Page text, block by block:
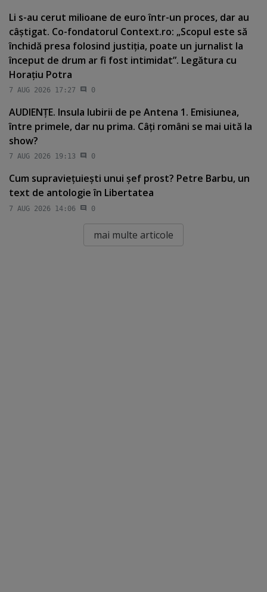
Li s-au cerut milioane de euro într-un proces, dar au
câştigat. Co-fondatorul Context.ro: „Scopul este să
închidă presa folosind justiţia, poate un jurnalist la
început de drum ar fi fost intimidat”. Legătura cu
Horaţiu Potra
7 AUG 2026 17:27 0
AUDIENŢE. Insula Iubirii de pe Antena 1. Emisiunea,
între primele, dar nu prima. Câţi români se mai uită la
show?
7 AUG 2026 19:13 0
Cum supravieţuieşti unui şef prost? Petre Barbu, un
text de antologie în Libertatea
7 AUG 2026 14:06 0
mai multe articole